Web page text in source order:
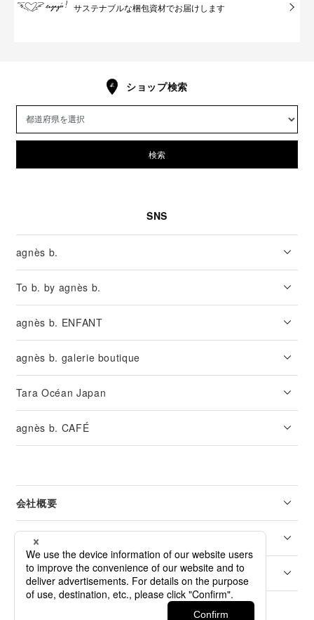
サステナブルな梱包資材でお届けします
ショップ検索
検索
SNS
agnès b.
To b. by agnès b.
agnès b. ENFANT
agnès b. galerie boutique
Tara Océan Japan
agnès b. CAFÉ
会社概要
リーガル
カスタマーサービス